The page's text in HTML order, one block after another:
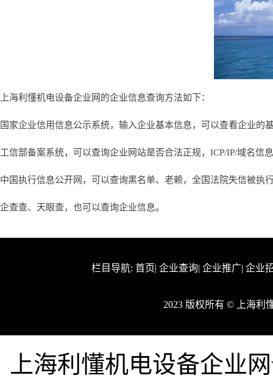
上海利懂机电设备企业网的企业信息查询方法如下：
国家企业信用信息公示系统，输入企业基本信息，可以查看企业的
工信部备案系统，可以查询企业网站是否合法正规，ICP/IP/域名信
中国执行信息公开网，可以查询黑名单、老赖，全国法院失信被执
企查查、天眼查，也可以查询企业信息。
栏目导航: 首页| 企业查询| 企业推广| 企业
2023 版权所有 © 上海利
上海利懂机电设备企业